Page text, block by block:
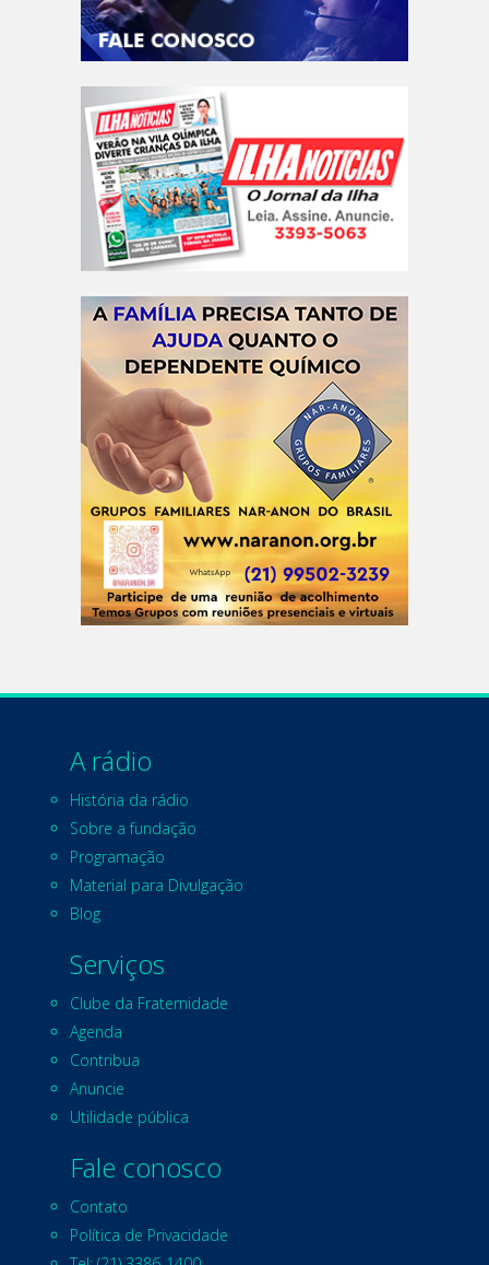
A rádio
História da rádio
Sobre a fundação
Programação
Material para Divulgação
Blog
Serviços
Clube da Fraternidade
Agenda
Contribua
Anuncie
Utilidade pública
Fale conosco
Contato
Política de Privacidade